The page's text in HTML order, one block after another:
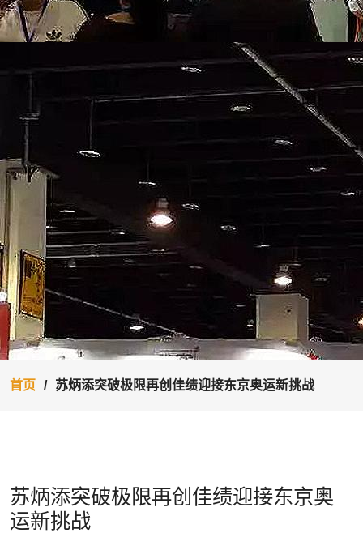
首页 苏炳添突破极限再创佳绩迎接东京奥运新挑战
苏炳添突破极限再创佳绩迎接东京奥
运新挑战